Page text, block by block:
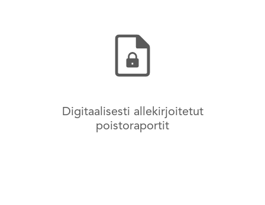
Digitaalisesti allekirjoitetut
poistoraportit